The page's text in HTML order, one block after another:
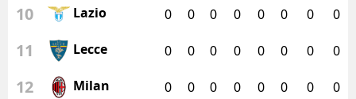
10 Lazio 0 0 0 0 0 0 0 0
11 Lecce 0 0 0 0 0 0 0 0
12 Milan 0 0 0 0 0 0 0 0